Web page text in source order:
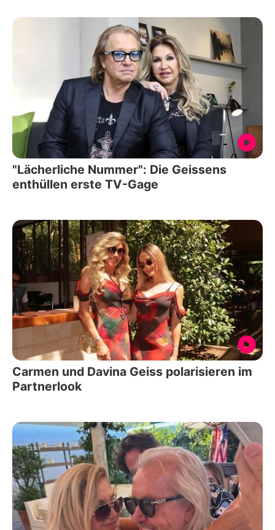
"Lächerliche Nummer": Die Geissens
enthüllen erste TV-Gage
Carmen und Davina Geiss polarisieren im
Partnerlook